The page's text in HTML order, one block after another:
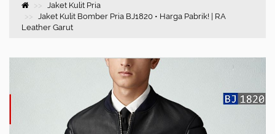
Jaket Kulit Pria
Jaket Kulit Bomber Pria BJ1820 • Harga Pabrik! | RA
Leather Garut